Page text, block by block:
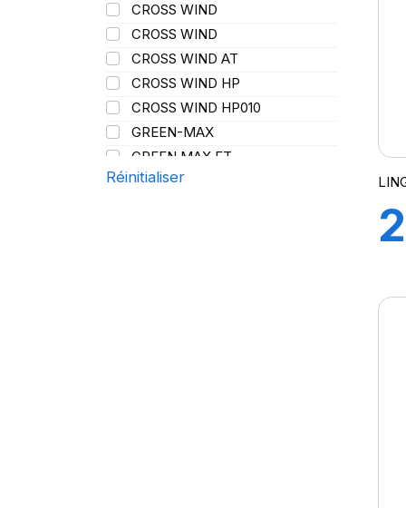
106
106/104
107
107/103
107/105
108
110
S
T
V
W
Y
CROSS WIND
CROSS WIND
CROSS WIND AT
CROSS WIND HP
CROSS WIND HP010
GREEN-MAX
GREEN MAX ET
GREEN MAX HP 010
Réinitialiser